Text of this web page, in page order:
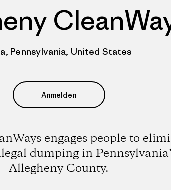
Pennsylvania, United States
Anmelden
engages people to
dumping in
Allegheny County.